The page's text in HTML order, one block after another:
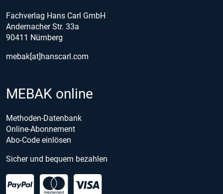
Fachverlag Hans Carl GmbH
Andernacher Str. 33a
90411 Nürnberg
mebak[at]hanscarl.com
MEBAK online
Methoden-Datenbank
Online-Abonnement
Abo-Code einlösen
Sicher und bequem bezahlen